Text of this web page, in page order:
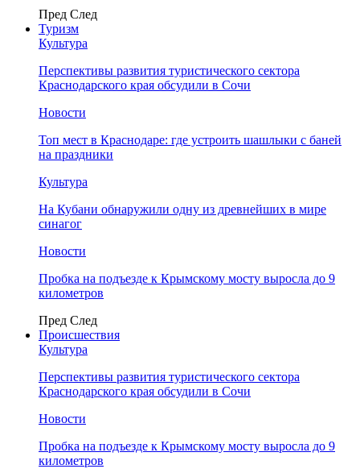
Пред След
Туризм
Культура
Перспективы развития туристического сектора
Краснодарского края обсудили в Сочи
Новости
Топ мест в Краснодаре: где устроить шашлыки с баней
на праздники
Культура
На Кубани обнаружили одну из древнейших в мире
синагог
Новости
Пробка на подъезде к Крымскому мосту выросла до 9
километров
Пред След
Происшествия
Культура
Перспективы развития туристического сектора
Краснодарского края обсудили в Сочи
Новости
Пробка на подъезде к Крымскому мосту выросла до 9
километров